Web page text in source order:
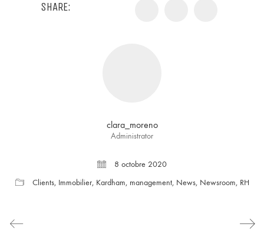
SHARE:
clara_moreno
Administrator
8 octobre 2020
Clients, Immobilier, Kardham, management, News, Newsroom, RH